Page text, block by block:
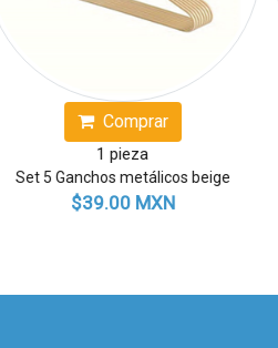
Comprar
1 pieza
Cesto para ropa tejido
$389.00 MXN